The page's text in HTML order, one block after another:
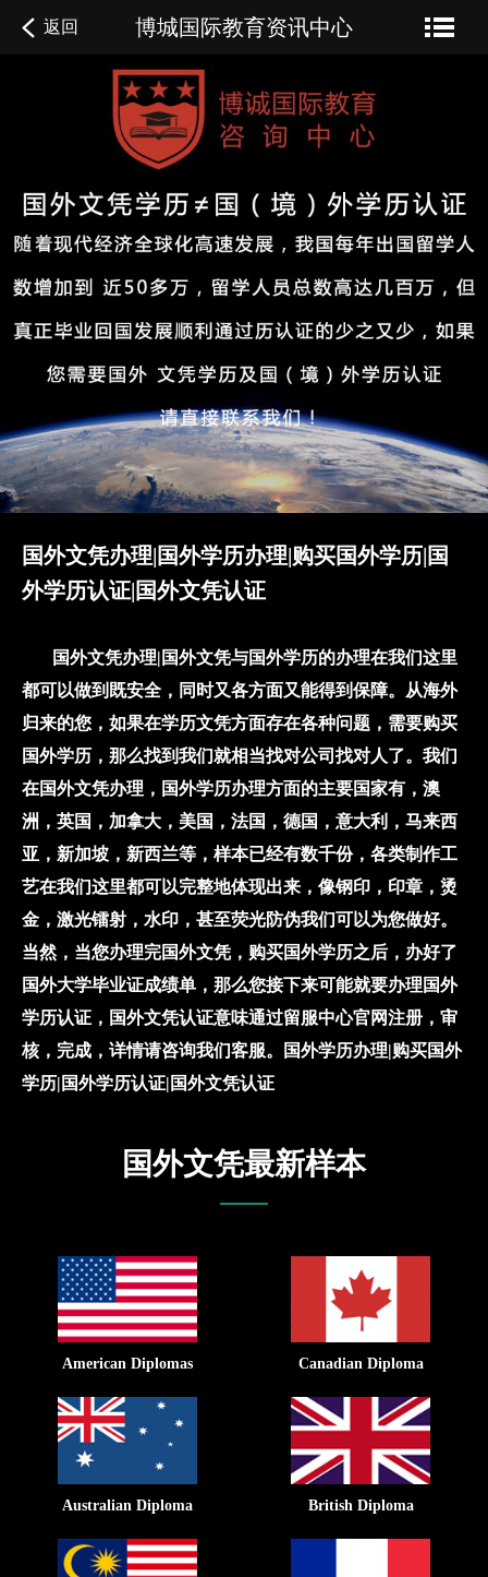
返回 博城国际教育资讯中心
国外文凭办理|国外学历办理|购买国外学历|国
外学历认证|国外文凭认证
国外文凭办理|国外文凭与国外学历的办理在我们这里
都可以做到既安全，同时又各方面又能得到保障。从海外
归来的您，如果在学历文凭方面存在各种问题，需要购买
国外学历，那么找到我们就相当找对公司找对人了。我们
在国外文凭办理，国外学历办理方面的主要国家有，澳
洲，英国，加拿大，美国，法国，德国，意大利，马来西
亚，新加坡，新西兰等，样本已经有数千份，各类制作工
艺在我们这里都可以完整地体现出来，像钢印，印章，烫
金，激光镭射，水印，甚至荧光防伪我们可以为您做好。
当然，当您办理完国外文凭，购买国外学历之后，办好了
国外大学毕业证成绩单，那么您接下来可能就要办理国外
学历认证，国外文凭认证意味通过留服中心官网注册，审
核，完成，详情请咨询我们客服。国外学历办理|购买国外
学历|国外学历认证|国外文凭认证
国外文凭最新样本
American Diplomas Canadian Diploma
Australian Diploma British Diploma